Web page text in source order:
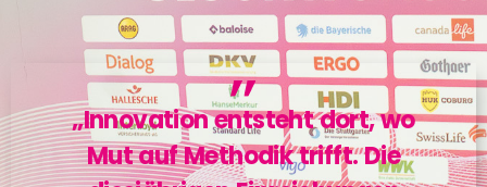
„Innovation entsteht dort, wo
Mut auf Methodik trifft. Die